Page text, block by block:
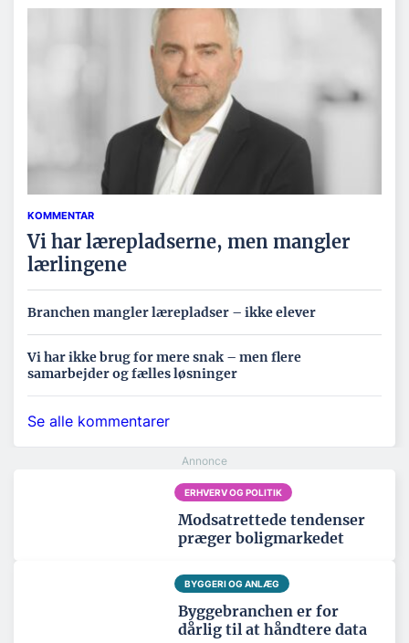
KOMMENTAR
Vi har lærepladserne, men mangler
lærlingene
Branchen mangler lærepladser – ikke elever
Vi har ikke brug for mere snak – men flere
samarbejder og fælles løsninger
Se alle kommentarer
ERHVERV OG POLITIK
Modsatrettede tendenser
præger boligmarkedet
BYGGERI OG ANLÆG
Byggebranchen er for
dårlig til at håndtere data